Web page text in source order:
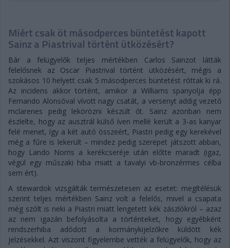
Miért csak öt másodperces büntetést kapott
Sainz a Piastrival történt ütközésért?
Bár a felügyelők teljes mértékben Carlos Sainzot látták
felelősnek az Oscar Piastrival történt ütközésért, mégis a
szokásos 10 helyett csak 5 másodperces büntetést róttak ki rá.
Az incidens akkor történt, amikor a Williams spanyolja épp
Fernando Alonsóval vívott nagy csatát, a versenyt addig vezető
mclarenes pedig lekörözni készült őt. Sainz azonban nem
észlelte, hogy az ausztrál külső íven mellé került a 3-as kanyar
felé menet, így a két autó összeért, Piastri pedig egy kerekével
még a fűre is lekerült – mindez pedig szerepet játszott abban,
hogy Lando Norris a kerékcseréje után előtte maradt (igaz,
végül egy műszaki hiba miatt a tavalyi vb-bronzérmes célba
sem ért).
A stewardok vizsgálták természetesen az esetet: megítélésük
szerint teljes mértékben Sainz volt a felelős, mivel a csapata
még szólt is neki a Piastri miatt lengetett kék zászlókról – azaz
az nem igazán befolyásolta a történteket, hogy egyébként
rendszerhiba adódott a kormánykijelzőkre küldött kék
jelzésekkel. Azt viszont figyelembe vették a felügyelők, hogy az